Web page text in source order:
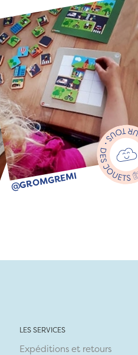
@GROMGREMI
LES SERVICES
Expéditions et retours